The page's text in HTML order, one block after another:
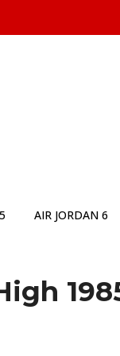
AIR JORDAN 6